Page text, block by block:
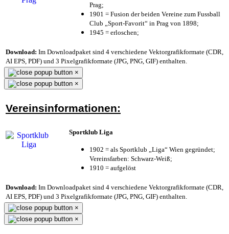
Prag;
1901 = Fusion der beiden Vereine zum Fussball
Club „Sport-Favorit“ in Prag von 1898;
1945 = erloschen;
Download: Im Downloadpaket sind 4 verschiedene Vektorgrafikformate (CDR,
AI EPS, PDF) und 3 Pixelgrafikformate (JPG, PNG, GIF) enthalten.
×
×
Vereinsinformationen:
Sportklub Liga
1902 = als Sportklub „Liga“ Wien gegründet;
Vereinsfarben: Schwarz-Weiß;
1910 = aufgelöst
Download: Im Downloadpaket sind 4 verschiedene Vektorgrafikformate (CDR,
AI EPS, PDF) und 3 Pixelgrafikformate (JPG, PNG, GIF) enthalten.
×
×